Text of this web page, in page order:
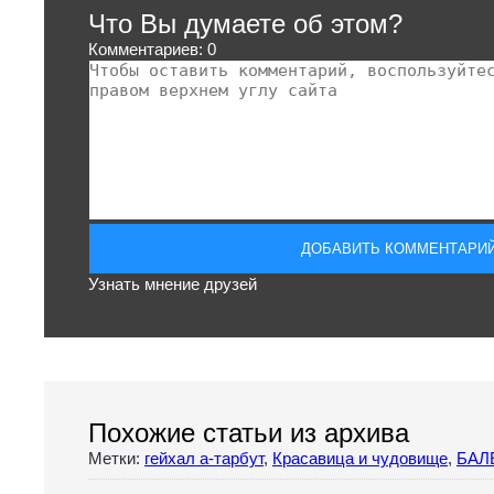
Что Вы думаете об этом?
Комментариев: 0
Узнать мнение друзей
Похожие статьи из архива
Метки: гейхал а-тарбут, Красавица и чудовище,